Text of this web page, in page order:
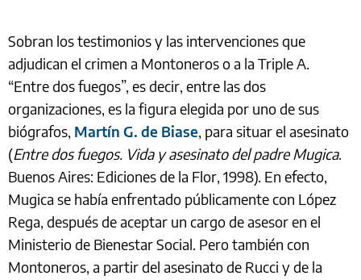
Sobran los testimonios y las intervenciones que
adjudican el crimen a Montoneros o a la Triple A.
“Entre dos fuegos”, es decir, entre las dos
organizaciones, es la figura elegida por uno de sus
biógrafos, Martín G. de Biase, para situar el asesinato
(Entre dos fuegos. Vida y asesinato del padre Mugica.
Buenos Aires: Ediciones de la Flor, 1998). En efecto,
Mugica se había enfrentado públicamente con López
Rega, después de aceptar un cargo de asesor en el
Ministerio de Bienestar Social. Pero también con
Montoneros, a partir del asesinato de Rucci y de la